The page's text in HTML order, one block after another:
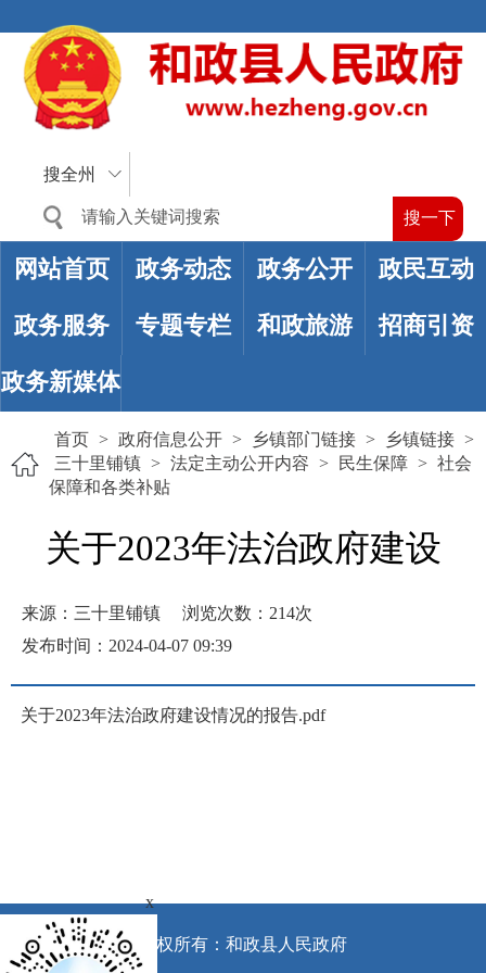
搜全州
网站首页 政务动态 政务公开 政民互动
政务服务 专题专栏 和政旅游 招商引资
政务新媒体
首页 > 政府信息公开 > 乡镇部门链接 > 乡镇链接 >
三十里铺镇 > 法定主动公开内容 > 民生保障 > 社会
保障和各类补贴
关于2023年法治政府建设
来源：三十里铺镇 浏览次数： 214次
发布时间：2024-04-07 09:39
关于2023年法治政府建设情况的报告.pdf
版权所有：和政县人民政府
x